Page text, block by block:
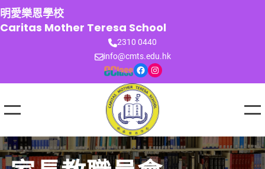
跳
至
主
明愛樂恩學校
Caritas Mother Teresa School
2310 0440
info@cmts.edu.hk
Facebook Instagram